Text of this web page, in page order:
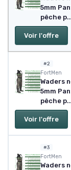
5mm
pêche
Voir l'offre
#2
FortMen
Waders
5mm
pêche
Voir l'offre
#3
FortMen
Waders